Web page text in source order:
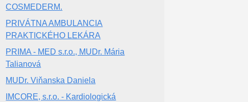
COSMEDERM.
PRIVÁTNA AMBULANCIA
PRAKTICKÉHO LEKÁRA
PRIMA - MED s.r.o., MUDr. Mária
Talianová
MUDr. Viňanska Daniela
IMCORE, s.r.o. - Kardiologická